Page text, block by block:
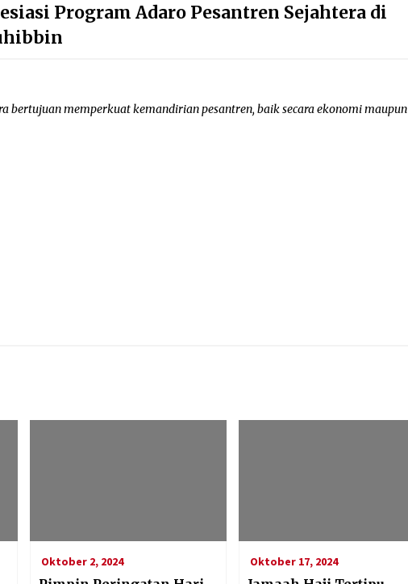
Program Adaro Pesantren Sejahtera di
bertujuan memperkuat kemandirian pesantren, baik secara ekonomi maupun
Oktober 2, 2024 Oktober 17, 2024